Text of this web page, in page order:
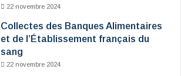
22 novembre 2024
Collectes des Banques Alimentaires
et de l’Établissement français du
sang
22 novembre 2024